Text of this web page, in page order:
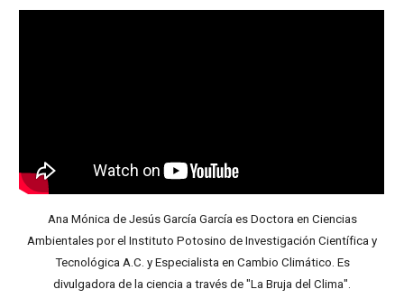
Ana Mónica de Jesús García García es Doctora en Ciencias
Ambientales por el Instituto Potosino de Investigación Científica y
Tecnológica A.C. y Especialista en Cambio Climático. Es
divulgadora de la ciencia a través de "La Bruja del Clima".